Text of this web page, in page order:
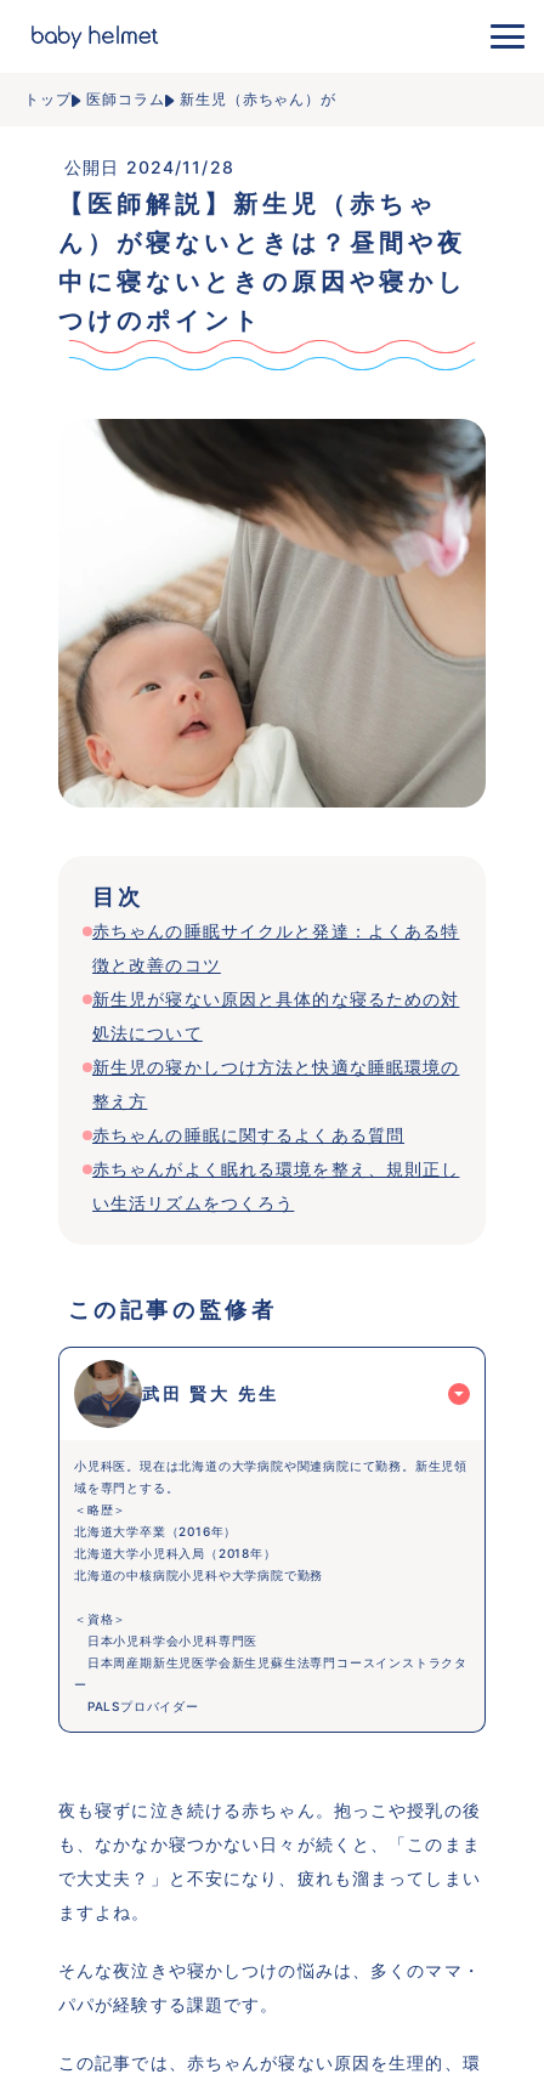
トップ 医師コラム 新生児（赤ちゃん）が
公開日 2024/11/28
【医師解説】新生児（赤ちゃ
ん）が寝ないときは？昼間や夜
中に寝ないときの原因や寝かし
つけのポイント
目次
赤ちゃんの睡眠サイクルと発達：よくある特
徴と改善のコツ
新生児が寝ない原因と具体的な寝るための対
処法について
新生児の寝かしつけ方法と快適な睡眠環境の
整え方
赤ちゃんの睡眠に関するよくある質問
赤ちゃんがよく眠れる環境を整え、規則正し
い生活リズムをつくろう
この記事の監修者
武田 賢大 先生
小児科医。現在は北海道の大学病院や関連病院にて勤務。新生児領
域を専門とする。
＜略歴＞
北海道大学卒業（2016年）
北海道大学小児科入局（2018年）
北海道の中核病院小児科や大学病院で勤務
＜資格＞
日本小児科学会小児科専門医
日本周産期新生児医学会新生児蘇生法専門コースインストラクタ
ー
PALSプロバイダー
夜も寝ずに泣き続ける赤ちゃん。抱っこや授乳の後
も、なかなか寝つかない日々が続くと、「このまま
で大丈夫？」と不安になり、疲れも溜まってしまい
ますよね。
そんな夜泣きや寝かしつけの悩みは、多くのママ・
パパが経験する課題です。
この記事では、赤ちゃんが寝ない原因を生理的、環